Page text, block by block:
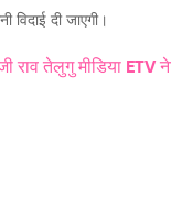
विदाई दी जाएगी।
राव तेलुगु मीडिया ETV